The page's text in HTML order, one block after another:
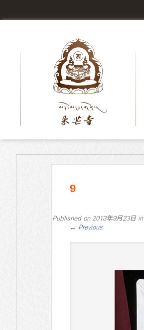
9
Published on 2013年9月23日in
← Previous